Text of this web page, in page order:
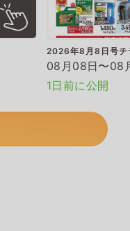
2026年8月8日号チ
08月08日〜08
1日前に公開